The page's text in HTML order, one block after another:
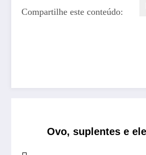
Compartilhe este conteúdo:
Ovo, suplentes e